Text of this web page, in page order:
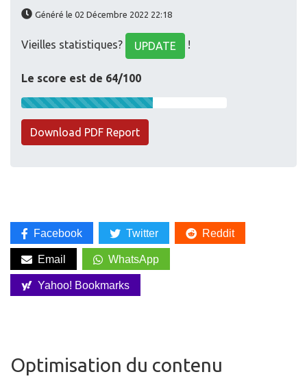
Généré le 02 Décembre 2022 22:18
Vieilles statistiques? UPDATE !
Le score est de 64/100
Download PDF Report
Facebook Twitter Reddit
Email WhatsApp
Yahoo! Bookmarks
Optimisation du contenu